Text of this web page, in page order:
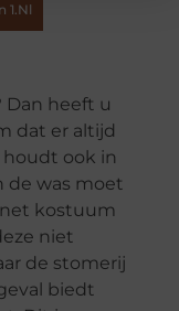
1.nl
Dan heeft u
dat er altijd
ook in
de was moet
kostuum
niet
de stomerij
biedt